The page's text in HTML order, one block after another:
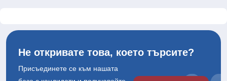
Не откривате това, което търсите?
Присъединете се към нашата